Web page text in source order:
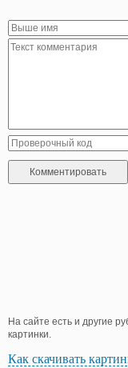
На сайте есть и другие
картинки.
Как скачивать